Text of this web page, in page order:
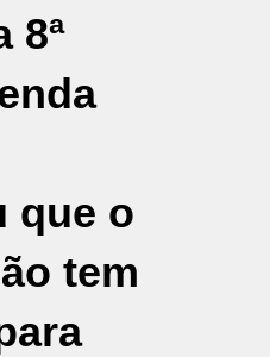
8ª
que o
tem